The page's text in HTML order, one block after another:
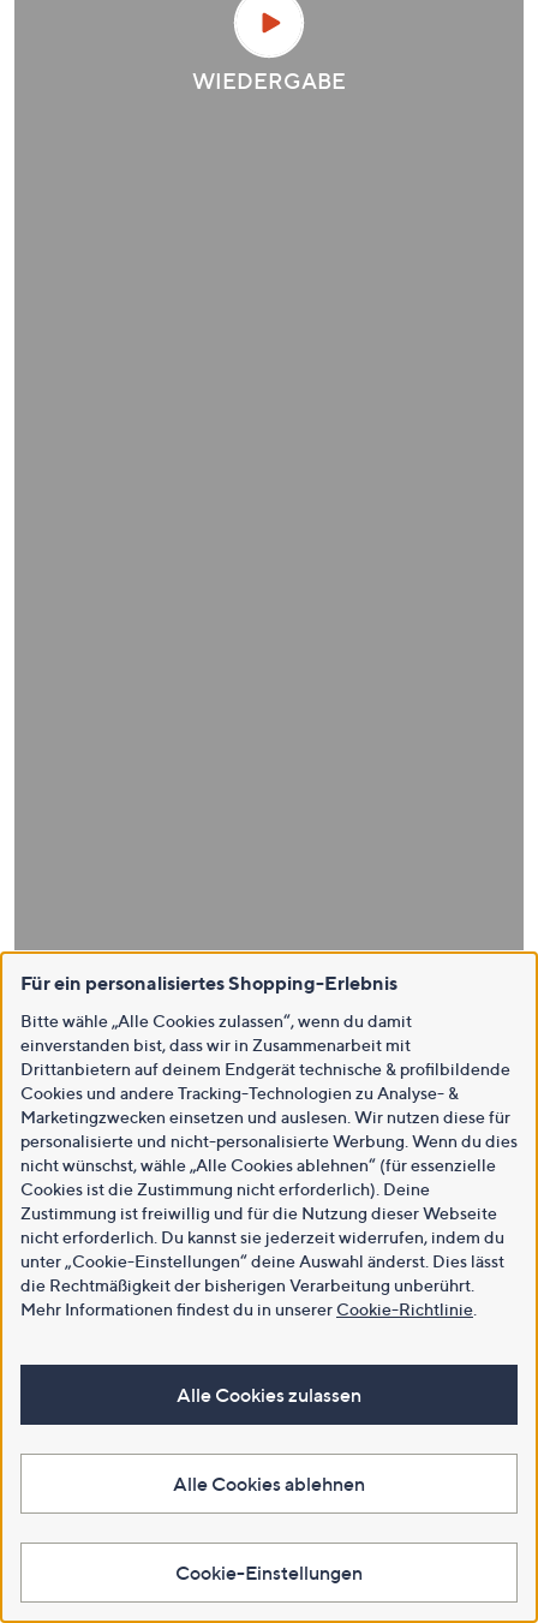
WIEDERGABE
Für ein personalisiertes Shopping-Erlebnis
Bitte wähle „Alle Cookies zulassen“, wenn du damit
einverstanden bist, dass wir in Zusammenarbeit mit
Drittanbietern auf deinem Endgerät technische & profilbildende
Cookies und andere Tracking-Technologien zu Analyse- &
Marketingzwecken einsetzen und auslesen. Wir nutzen diese für
personalisierte und nicht-personalisierte Werbung. Wenn du dies
nicht wünschst, wähle „Alle Cookies ablehnen“ (für essenzielle
Cookies ist die Zustimmung nicht erforderlich). Deine
Zustimmung ist freiwillig und für die Nutzung dieser Webseite
nicht erforderlich. Du kannst sie jederzeit widerrufen, indem du
unter „Cookie-Einstellungen“ deine Auswahl änderst. Dies lässt
die Rechtmäßigkeit der bisherigen Verarbeitung unberührt.
Mehr Informationen findest du in unsererCookie-Richtlinie
Alle Cookies zulassen
Alle Cookies ablehnen
Cookie-Einstellungen